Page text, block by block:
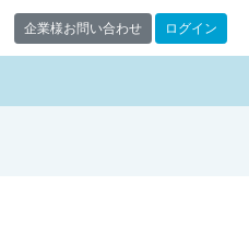
企業様お問い合わせ ログイン